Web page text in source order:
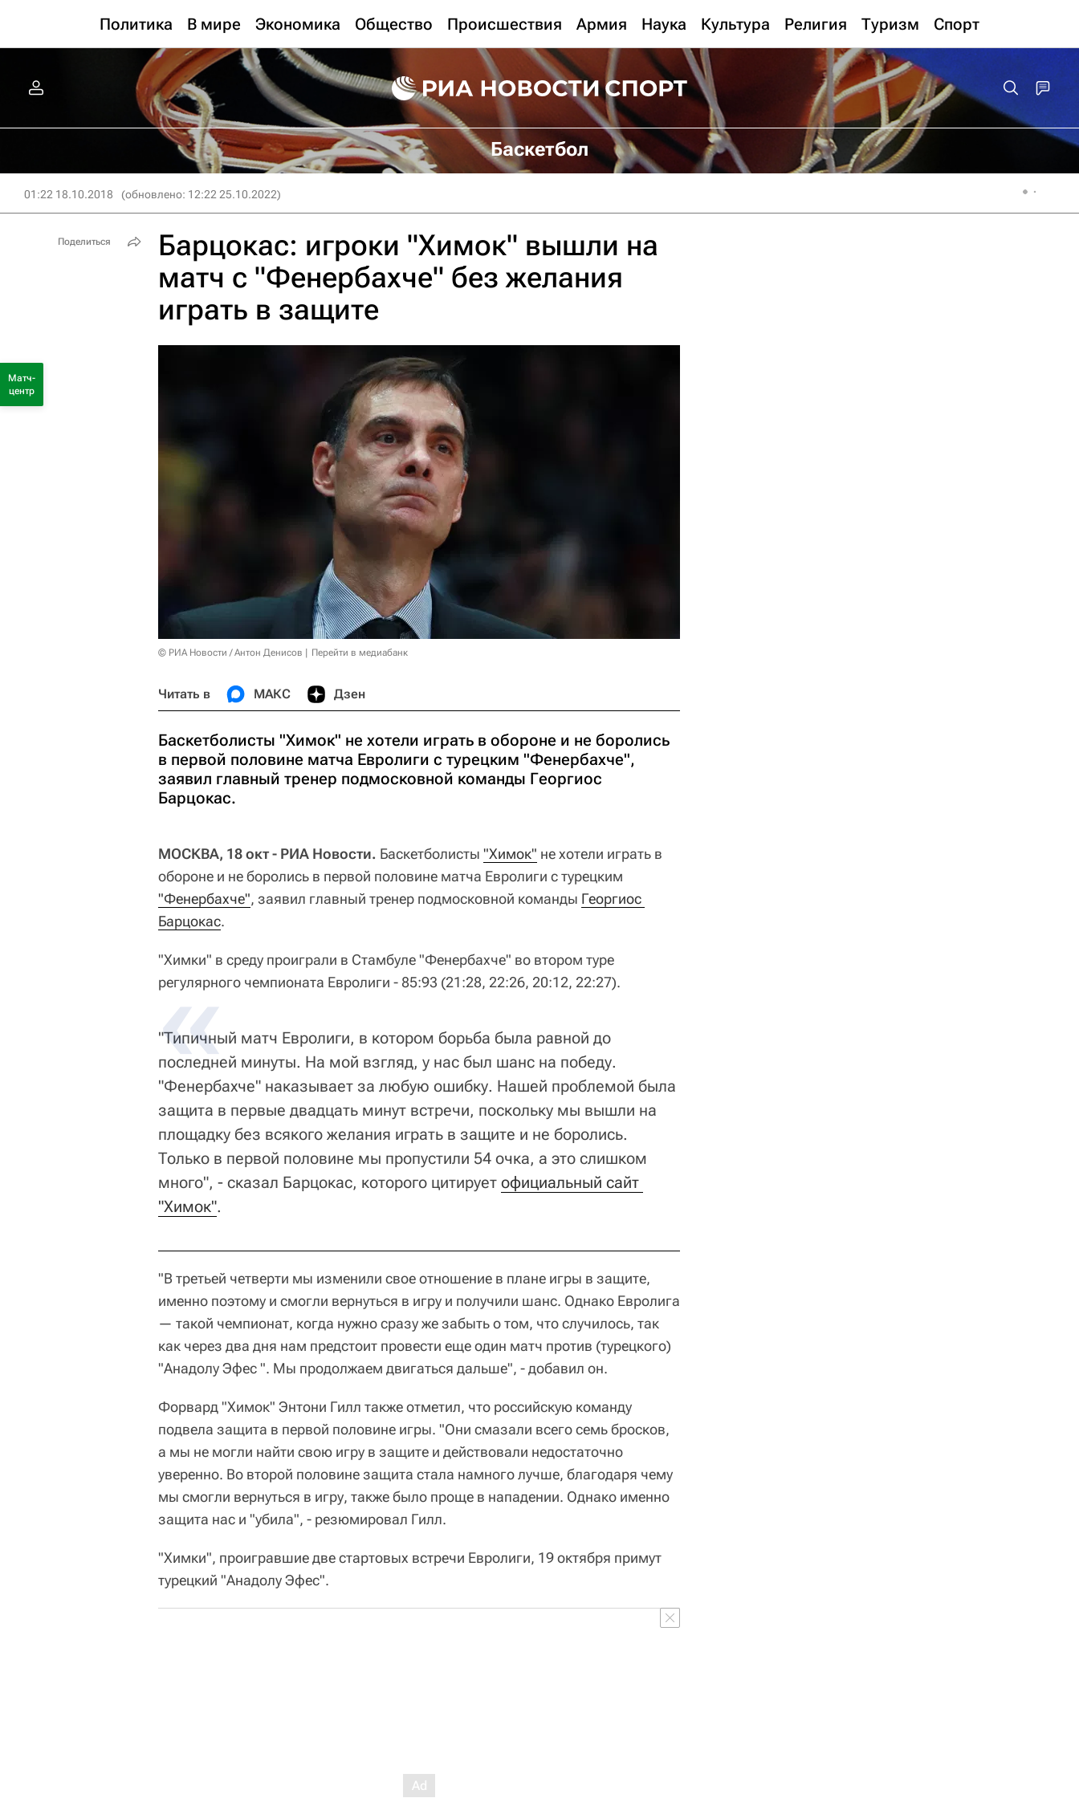
Политика В мире Экономика Общество Происшествия Армия Наука Культура Религия Туризм Спорт
Баскетбол
01:22 18.10.2018 (обновлено: 12:22 25.10.2022)
Барцокас: игроки "Химок" вышли на
матч с "Фенербахче" без желания
играть в защите
© РИА Новости / Антон Денисов Перейти в медиабанк
Читать в МАКС Дзен
Баскетболисты "Химок" не хотели играть в обороне и не боролись
в первой половине матча Евролиги с турецким "Фенербахче",
заявил главный тренер подмосковной команды Георгиос
Барцокас.
МОСКВА, 18 окт - РИА Новости. Баскетболисты "Химок" не хотели играть в
обороне и не боролись в первой половине матча Евролиги с турецким
"Фенербахче", заявил главный тренер подмосковной команды Георгиос
Барцокас.
"Химки" в среду проиграли в Стамбуле "Фенербахче" во втором туре
регулярного чемпионата Евролиги - 85:93 (21:28, 22:26, 20:12, 22:27).
"Типичный матч Евролиги, в котором борьба была равной до
последней минуты. На мой взгляд, у нас был шанс на победу.
"Фенербахче" наказывает за любую ошибку. Нашей проблемой была
защита в первые двадцать минут встречи, поскольку мы вышли на
площадку без всякого желания играть в защите и не боролись.
Только в первой половине мы пропустили 54 очка, а это слишком
много", - сказал Барцокас, которого цитирует официальный сайт
"Химок".
"В третьей четверти мы изменили свое отношение в плане игры в защите,
именно поэтому и смогли вернуться в игру и получили шанс. Однако Евролига
— такой чемпионат, когда нужно сразу же забыть о том, что случилось, так
как через два дня нам предстоит провести еще один матч против (турецкого)
"Анадолу Эфес ". Мы продолжаем двигаться дальше", - добавил он.
Форвард "Химок" Энтони Гилл также отметил, что российскую команду
подвела защита в первой половине игры. "Они смазали всего семь бросков,
а мы не могли найти свою игру в защите и действовали недостаточно
уверенно. Во второй половине защита стала намного лучше, благодаря чему
мы смогли вернуться в игру, также было проще в нападении. Однако именно
защита нас и "убила", - резюмировал Гилл.
"Химки", проигравшие две стартовых встречи Евролиги, 19 октября примут
турецкий "Анадолу Эфес".
Поделиться
Матч-
центр